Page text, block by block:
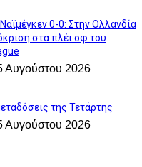
0-0: Στην Ολλανδία
στα πλέι οφ του
Αυγούστου 2026
της Τετάρτης
Αυγούστου 2026